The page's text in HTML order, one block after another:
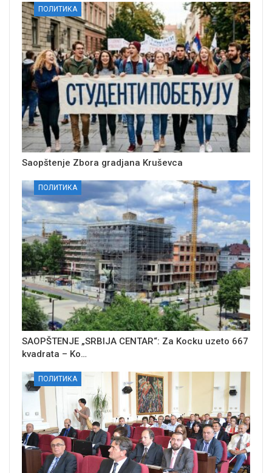
ПОЛИТИКА
Saopštenje Zbora gradjana Kruševca
ПОЛИТИКА
SAOPŠTENJE „SRBIJA CENTAR“: Za Kocku uzeto 667
kvadrata – Ko…
ПОЛИТИКА